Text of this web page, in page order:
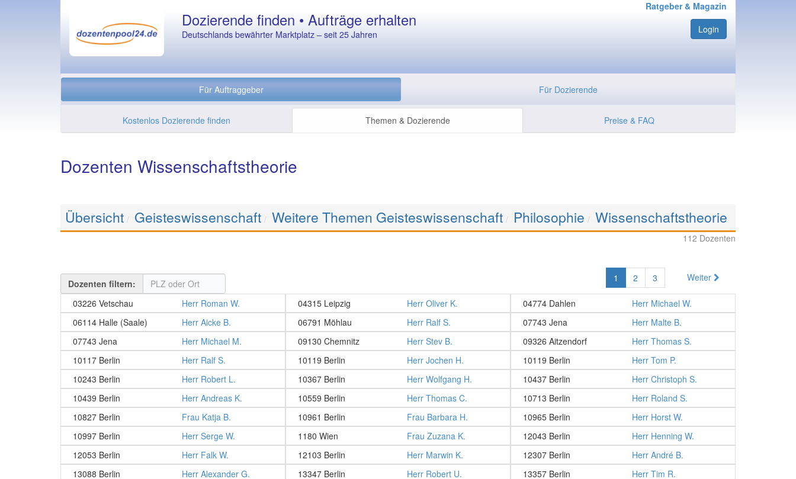
Dozierende finden • Aufträge erhalten
Deutschlands bewährter Marktplatz – seit 25 Jahren
Ratgeber & Magazin
Login
Für Auftraggeber Für Dozierende
Kostenlos Dozierende finden Themen & Dozierende Preise & FAQ
Dozenten Wissenschaftstheorie
Übersicht Geisteswissenschaft Weitere Themen Geisteswissenschaft Philosophie Wissenschaftstheorie
112 Dozenten
1 2 3 Weiter
Dozenten filtern:
03226 Vetschau
Herr Roman W. 04315 Leipzig Herr Oliver K. 04774 Dahlen
Herr Michael W.
06114 Halle (Saale)
Herr Aicke B. 06791 Möhlau Herr Ralf S. 07743 Jena
Herr Malte B.
07743 Jena
Herr Michael M. 09130 Chemnitz Herr Stev B. 09326 Aitzendorf
Herr Thomas S.
10117 Berlin
Herr Ralf S. 10119 Berlin Herr Jochen H. 10119 Berlin
Herr Tom P.
10243 Berlin
Herr Robert L. 10367 Berlin Herr Wolfgang H. 10437 Berlin
Herr Christoph S.
10439 Berlin
Herr Andreas K. 10559 Berlin Herr Thomas C. 10713 Berlin
Herr Roland S.
10827 Berlin
Frau Katja B. 10961 Berlin Frau Barbara H. 10965 Berlin
Herr Horst W.
10997 Berlin
Herr Serge W. 1180 Wien Frau Zuzana K. 12043 Berlin
Herr Henning W.
12053 Berlin
Herr Falk W. 12103 Berlin Herr Marwin K. 12307 Berlin
Herr André B.
13088 Berlin
Herr Alexander G. 13347 Berlin Herr Robert U. 13357 Berlin
Herr Tim R.